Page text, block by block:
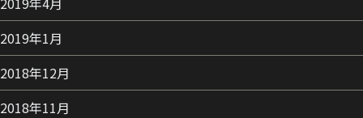
2019年1月
2018年12月
2018年11月